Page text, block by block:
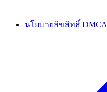
นโยบายลิขสิทธิ์ DMCA